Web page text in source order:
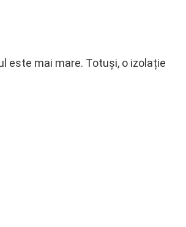
este mai mare. Totuși, o izolație